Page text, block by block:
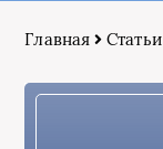
Главная Статьи